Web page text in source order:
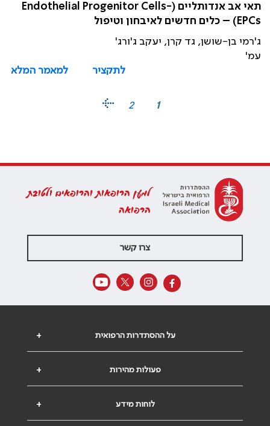
תאי אב אנדותליים (Endothelial Progenitor Cells-
EPCs) – כלים חדשים לאיבחון וטיפול
ג'רמי בן-שושן, גד קרן, יעקב ג'ורג'
עמ'
לתקציר
למאמר המלא
1
2
למען הרופאות והרופאים ולטובת
הרפואה
צרו קשר
+ על ההסתדרות הרפואית
+ פעולות מהירות
+ לוחות מידע